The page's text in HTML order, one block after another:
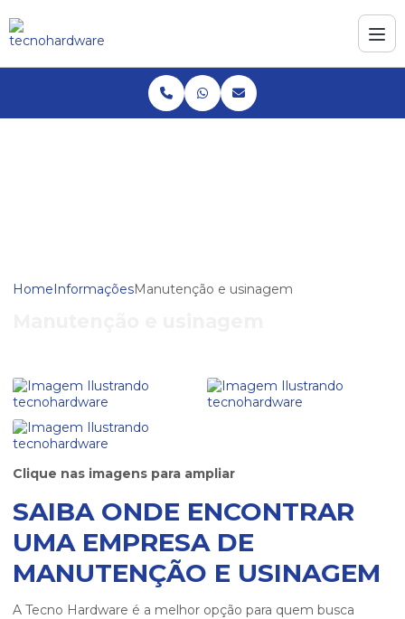
HomeInformaçõesManutenção e usinagem
Clique nas imagens para ampliar
SAIBA ONDE ENCONTRAR
UMA EMPRESA DE
MANUTENÇÃO E USINAGEM
A Tecno Hardware é a melhor opção para quem busca